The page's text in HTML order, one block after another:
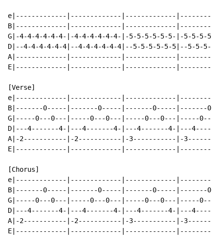
e|-------------|-------------|-------------
B|-------------|-------------|-------------
G|-4-4-4-4-4-4-|-4-4-4-4-4-4-|-5-5-5-5-5-5-|-5-5-5-5-
D|--4-4-4-4-4-4|--4-4-4-4-4-4|--5-5-5-5-5-5|--5-5-5-
A|-------------|-------------|-------------
E|-------------|-------------|-------------
[Verse]
e|-------------|-------------|-------------
B|-------0-----|-------0-----|-------0-----|-------
G|-----0---0---|-----0---0---|-----0---0---|-----0---
D|---4-------4-|---4-------4-|---4-------4-|---
A|-2-----------|-2-----------|-3-----------|-
E|-------------|-------------|-------------
[Chorus]
e|-------------|-------------|-------------
B|-------0-----|-------0-----|-------0-----|-------
G|-----0---0---|-----0---0---|-----0---0---|-----0---
D|---4-------4-|---4-------4-|---4-------4-|---
A|-2-----------|-2-----------|-3-----------|-
E|-------------|-------------|-------------